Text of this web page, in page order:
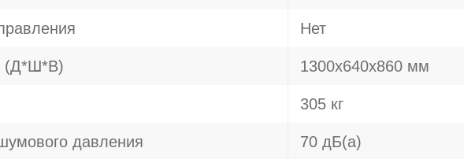
Нет
(Д*Ш*В) 1300х640х860 мм
305 кг
давления 70 дБ(а)